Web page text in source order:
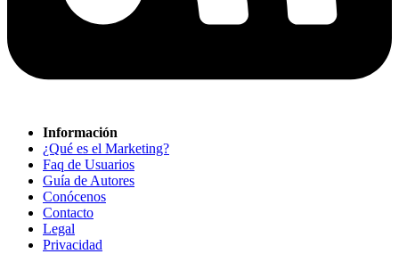
Información
¿Qué es el Marketing?
Faq de Usuarios
Guía de Autores
Conócenos
Contacto
Legal
Privacidad